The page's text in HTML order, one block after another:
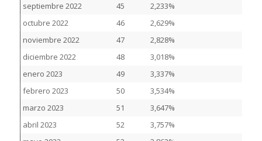
septiembre 2022
45
2,233%
octubre 2022
46
2,629%
noviembre 2022
47
2,828%
diciembre 2022
48
3,018%
enero 2023
49
3,337%
febrero 2023
50
3,534%
marzo 2023
51
3,647%
abril 2023
52
3,757%